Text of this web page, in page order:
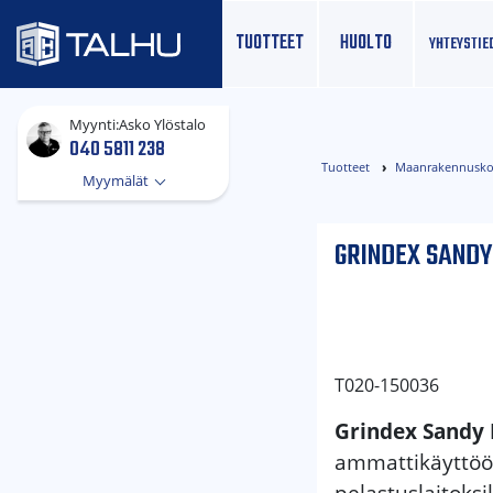
TUOTTEET HUOLTO
Myynti:Asko Ylöstalo
040 5811 238
Myymälät
Tuotteet
GRINDEX
T020-150036
Grindex Sandy